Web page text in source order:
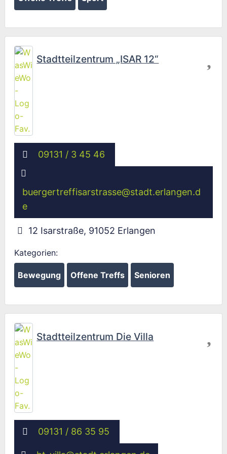
Stadtteilzentrum „ISAR 12“
09131 / 3 45 46
buergertreffisarstrasse@stadt.erlangen.d
e
12 Isarstraße, 91052 Erlangen
Kategorien:
Bewegung Offene Treffs Senioren
Stadtteilzentrum Die Villa
09131 / 86 35 95
Wird geladen …